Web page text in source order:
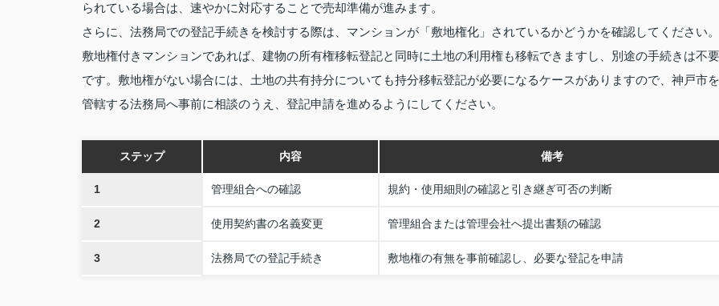
られている場合は、速やかに対応することで売却準備が進みます。
さらに、法務局での登記手続きを検討する際は、マンションが「敷地権化」されているかどうかを確認してください。
敷地権付きマンションであれば、建物の所有権移転登記と同時に土地の利用権も移転できますし、別途の手続きは不要
です。敷地権がない場合には、土地の共有持分についても持分移転登記が必要になるケースがありますので、神戸市を
管轄する法務局へ事前に相談のうえ、登記申請を進めるようにしてください。
ステップ 内容 備考
1 管理組合への確認 規約・使用細則の確認と引き継ぎ可否の判断
2 使用契約書の名義変更 管理組合または管理会社へ提出書類の確認
3 法務局での登記手続き 敷地権の有無を事前確認し、必要な登記を申請